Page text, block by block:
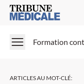
Medical Tribune
Formation
ARTICLES AU MOT-CLÉ: